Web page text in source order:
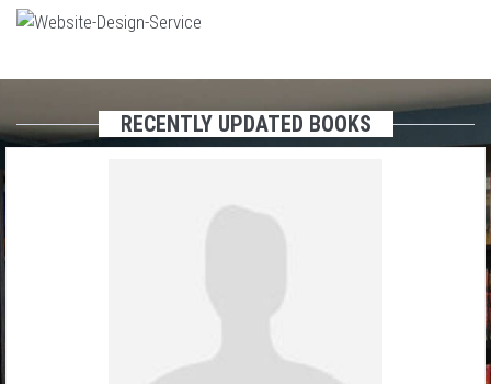
RECENTLY UPDATED BOOKS